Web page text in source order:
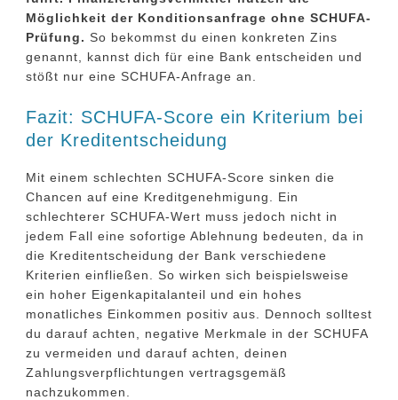
Möglichkeit der Konditionsanfrage ohne SCHUFA-
Prüfung. So bekommst du einen konkreten Zins
genannt, kannst dich für eine Bank entscheiden und
stößt nur eine SCHUFA-Anfrage an.
Fazit: SCHUFA-Score ein Kriterium bei
der Kreditentscheidung
Mit einem schlechten SCHUFA-Score sinken die
Chancen auf eine Kreditgenehmigung. Ein
schlechterer SCHUFA-Wert muss jedoch nicht in
jedem Fall eine sofortige Ablehnung bedeuten, da in
die Kreditentscheidung der Bank verschiedene
Kriterien einfließen. So wirken sich beispielsweise
ein hoher Eigenkapitalanteil und ein hohes
monatliches Einkommen positiv aus. Dennoch solltest
du darauf achten, negative Merkmale in der SCHUFA
zu vermeiden und darauf achten, deinen
Zahlungsverpflichtungen vertragsgemäß
nachzukommen.